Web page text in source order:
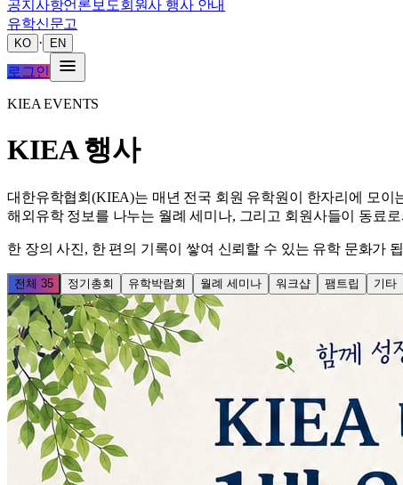
공지사항언론보도회원사 행사 안내
유학신문고
KO · EN
로그인
KIEA EVENTS
KIEA 행사
대한유학협회(KIEA)는 매년 전국 회원 유학원이 한자리에 모이
해외유학 정보를 나누는 월례 세미나, 그리고 회원사들이 동료
한 장의 사진, 한 편의 기록이 쌓여 신뢰할 수 있는 유학 문화가
전체 35 정기총회 유학박람회 월례 세미나 워크샵 팸트립 기타